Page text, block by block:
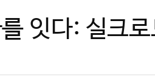
: 실크로드의 살아있는